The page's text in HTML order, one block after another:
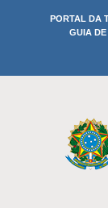
PORTAL DA
GUIA DE